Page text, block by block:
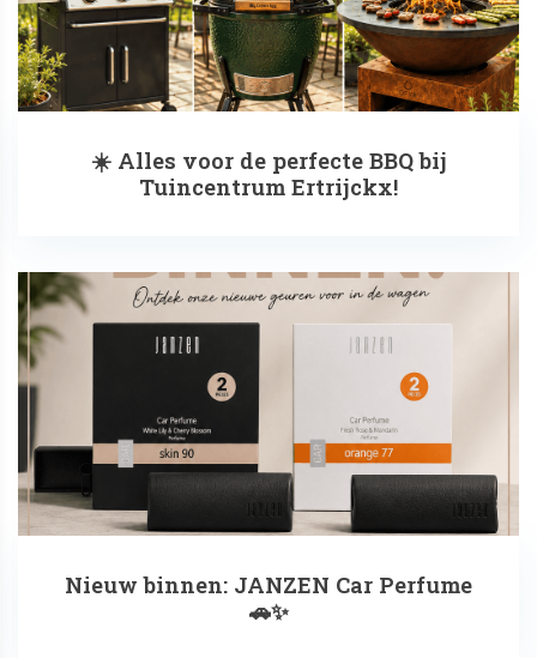
☀️ Alles voor de perfecte BBQ bij
Tuincentrum Ertrijckx!
Nieuw binnen: JANZEN Car Perfume
🚗✨